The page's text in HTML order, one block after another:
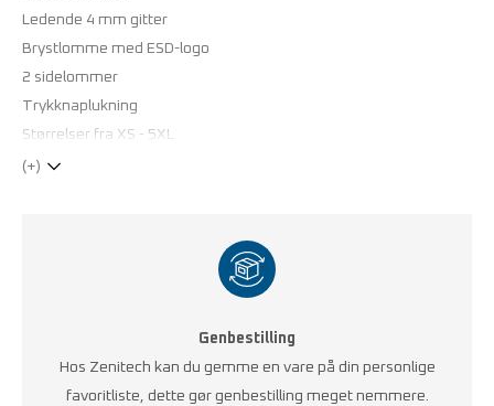
Ledende 4 mm gitter
Brystlomme med ESD-logo
2 sidelommer
Trykknaplukning
Størrelser fra XS - 5XL
(+)
Genbestilling
Hos Zenitech kan du gemme en vare på din personlige
favoritliste, dette gør genbestilling meget nemmere.